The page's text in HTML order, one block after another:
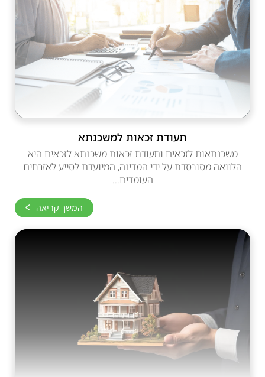
תעודת זכאות למשכנתא
משכנתאות לזכאים ותעודת זכאות משכנתא לזכאים היא
הלוואה מסובסדת על ידי המדינה, המיועדת לסייע לאזרחים
העומדים...
המשך קריאה